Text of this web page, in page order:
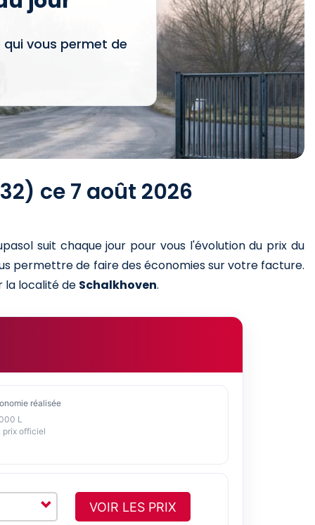
qui vous permet de
ce 7 août 2026
suit chaque jour pour vous l'évolution du prix du
permettre de faire des économies sur votre facture.
la localité de Schalkhoven.
réalisée
L
prix officiel
VOIR LES PRIX